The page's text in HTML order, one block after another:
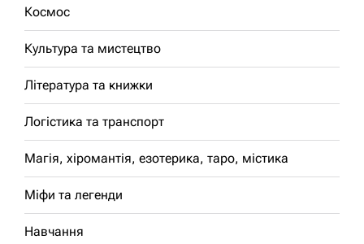
Космос
Культура та мистецтво
Література та книжки
Логістика та транспорт
Магія, хіромантія, езотерика, таро, містика
Міфи та легенди
Навчання